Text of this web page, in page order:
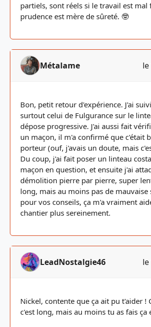
partiels, sont réels si le travail est mal
prudence est mère de sûreté. 🤓
Métalame
Bon, petit retour d'expérience. J'ai
surtout celui de Fulgurance sur le
dépose progressive. J'ai aussi fait
un maçon, il m'a confirmé que c'était
porteur (ouf, j'avais un doute, mais
Du coup, j'ai fait poser un linteau
maçon en question, et ensuite j'ai
démolition pierre par pierre, super
long, mais au moins pas de
pour vos conseils, ça m'a vraiment
chantier plus sereinement.
LeadNostalgie46
Nickel, contente que ça ait pu t'aider !
c'est long, mais au moins tu as fais ça